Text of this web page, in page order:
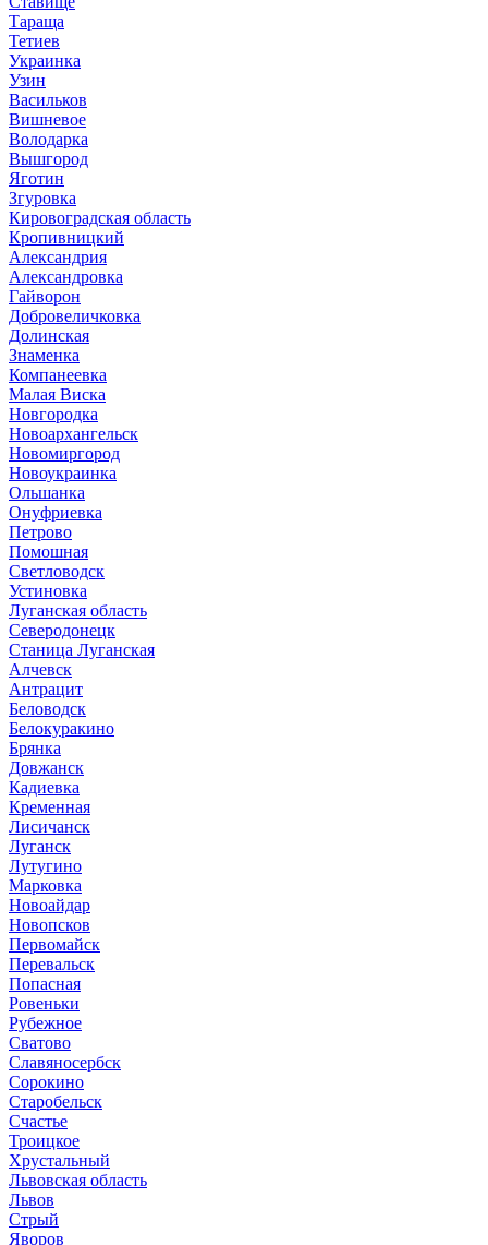
Тараща
Тетиев
Украинка
Узин
Васильков
Вишневое
Володарка
Вышгород
Яготин
Згуровка
Кировоградская область
Кропивницкий
Александрия
Александровка
Гайворон
Добровеличковка
Долинская
Знаменка
Компанеевка
Малая Виска
Новгородка
Новоархангельск
Новомиргород
Новоукраинка
Ольшанка
Онуфриевка
Петрово
Помошная
Светловодск
Устиновка
Луганская область
Северодонецк
Станица Луганская
Алчевск
Антрацит
Беловодск
Белокуракино
Брянка
Довжанск
Кадиевка
Кременная
Лисичанск
Луганск
Лутугино
Марковка
Новоайдар
Новопсков
Первомайск
Перевальск
Попасная
Ровеньки
Рубежное
Сватово
Славяносербск
Сорокино
Старобельск
Счастье
Троицкое
Хрустальный
Львовская область
Львов
Стрый
Яворов